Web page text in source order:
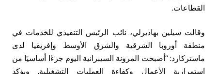
القطاعات.
وقالت سيلين بهاديرلي، نائب الرئيس التنفيذي للخدمات في
منطقة أوروبا الشرقية والشرق الأوسط وإفريقيا لدى
ماستركارد: “أصبحت المرونة السيبرانية اليوم جزءًا أساسيًا من
استمرارية الأعمال وكفاءة العمليات التشغيلية. ويؤكد